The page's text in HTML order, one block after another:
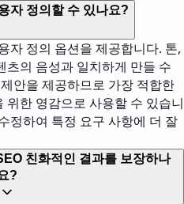
자 정의할 수 있나요?
자 정의 옵션을 제공합니다. 톤,
츠의 음성과 일치하게 만들 수
안을 제공하므로 가장 적합한
한 영감으로 사용할 수 있습니
정하여 특정 요구 사항에 더 잘
친화적인 결과를 보장하나
?